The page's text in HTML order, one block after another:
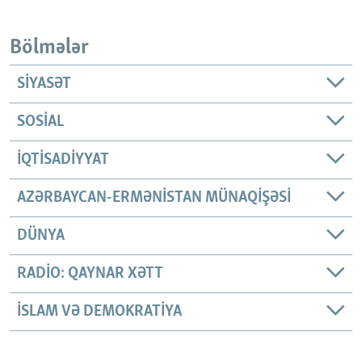
Bölmələr
SIYASƏT
SOSIAL
İQTISADIYYAT
AZƏRBAYCAN-ERMƏNISTAN MÜNAQIŞƏSI
DÜNYA
RADIO: QAYNAR XƏTT
İSLAM VƏ DEMOKRATIYA